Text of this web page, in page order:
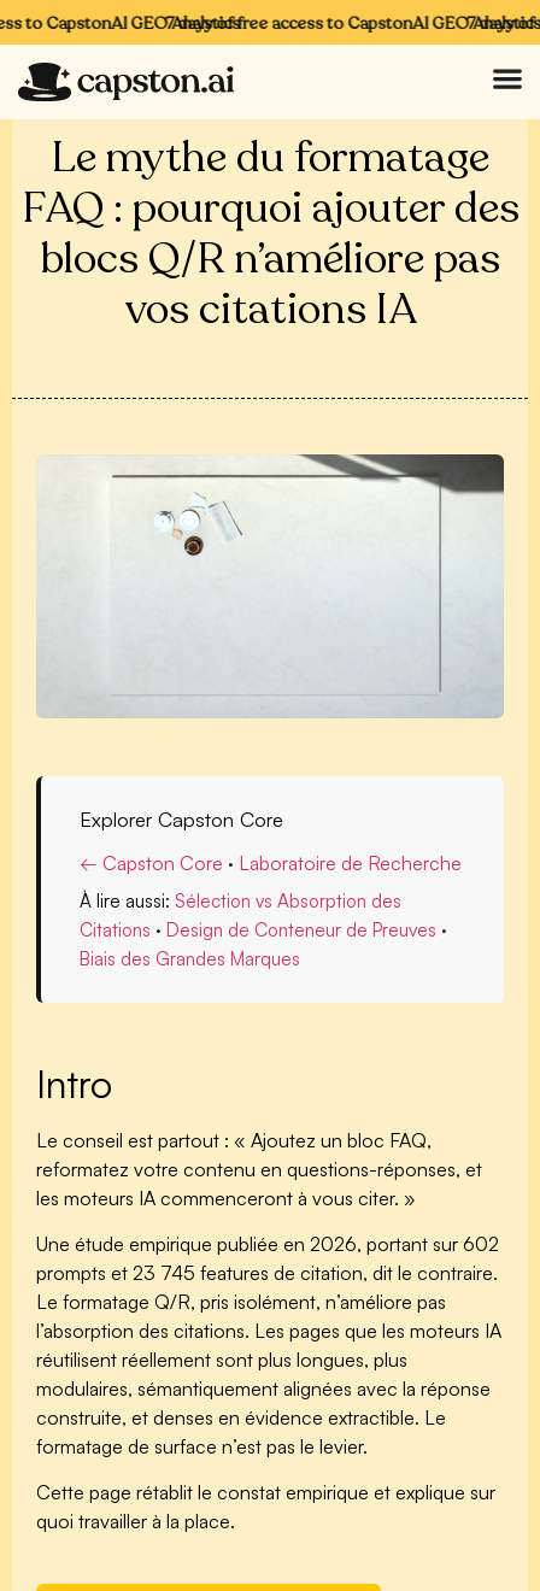
to CapstonAI GEO Analytics7 days of free access to CapstonAI GEO Analytics
7 days of
Le mythe du formatage
FAQ : pourquoi ajouter des
blocs Q/R n’améliore pas
vos citations IA
Explorer Capston Core
← Capston Core · Laboratoire de Recherche
À lire aussi: Sélection vs Absorption des
Citations · Design de Conteneur de Preuves ·
Biais des Grandes Marques
Intro
Le conseil est partout : « Ajoutez un bloc FAQ,
reformatez votre contenu en questions-réponses, et
les moteurs IA commenceront à vous citer. »
Une étude empirique publiée en 2026, portant sur 602
prompts et 23 745 features de citation, dit le contraire.
Le formatage Q/R, pris isolément, n’améliore pas
l’absorption des citations. Les pages que les moteurs IA
réutilisent réellement sont plus longues, plus
modulaires, sémantiquement alignées avec la réponse
construite, et denses en évidence extractible. Le
formatage de surface n’est pas le levier.
Cette page rétablit le constat empirique et explique sur
quoi travailler à la place.